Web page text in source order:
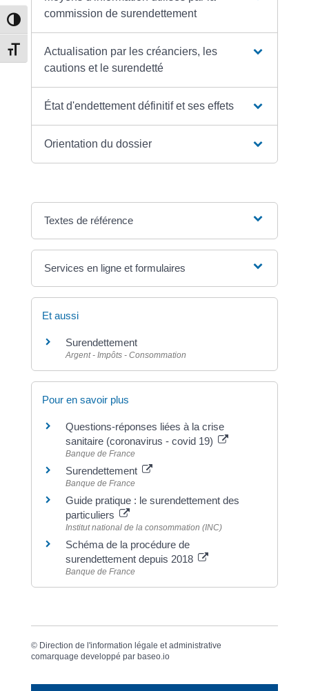
Passer en contraste élevé
Changer la taille de la police
commission de surendettement
Actualisation par les créanciers, les
cautions et le surendetté
État d'endettement définitif et ses effets
Orientation du dossier
Textes de référence
Services en ligne et formulaires
Et aussi
Surendettement
Argent - Impôts - Consommation
Pour en savoir plus
Questions-réponses liées à la crise
sanitaire (coronavirus - covid 19)
Banque de France
Surendettement
Banque de France
Guide pratique : le surendettement des
particuliers
Institut national de la consommation (INC)
Schéma de la procédure de
surendettement depuis 2018
Banque de France
© Direction de l'information légale et administrative
comarquage developpé par baseo.io